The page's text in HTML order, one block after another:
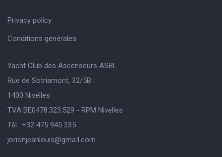
Privacy policy
Conditions générales
Yacht Club des Ascenseurs ASBL
Rue de Sotriamont, 32/5B
1400 Nivelles
TVA BE0478.323.529 - RPM Nivelles
Tél.: +32 475 945 235
jorionjeanlouis@gmaIl.com